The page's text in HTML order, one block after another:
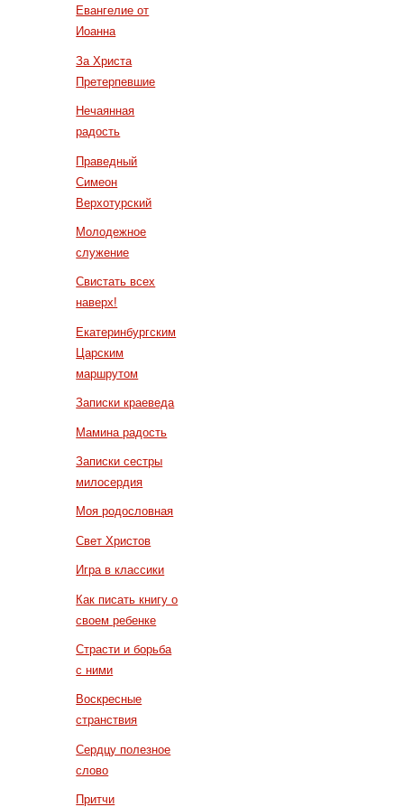
Евангелие от
Иоанна
За Христа
Претерпевшие
Нечаянная
радость
Праведный
Симеон
Верхотурский
Молодежное
служение
Свистать всех
наверх!
Екатеринбургским
Царским
маршрутом
Записки краеведа
Мамина радость
Записки сестры
милосердия
Моя родословная
Свет Христов
Игра в классики
Как писать книгу о
своем ребенке
Страсти и борьба
с ними
Воскресные
странствия
Сердцу полезное
слово
Притчи